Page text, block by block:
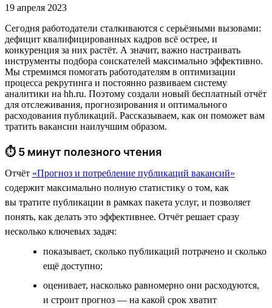
19 апреля 2023
Сегодня работодатели сталкиваются с серьёзными вызовами:
дефицит квалифицированных кадров всё острее, и
конкуренция за них растёт. А значит, важно настраивать
инструменты подбора соискателей максимально эффективно.
Мы стремимся помогать работодателям в оптимизации
процесса рекрутинга и постоянно развиваем систему
аналитики на hh.ru. Поэтому создали новый бесплатный отчёт
для отслеживания, прогнозирования и оптимального
расходования публикаций. Рассказываем, как он поможет вам
тратить вакансии наилучшим образом.
⏱ 5 минут полезного чтения
Отчёт «Прогноз и потребление публикаций вакансий»
содержит максимально полную статистику о том, как
вы тратите публикации в рамках пакета услуг, и позволяет
понять, как делать это эффективнее. Отчёт решает сразу
несколько ключевых задач:
показывает, сколько публикаций потрачено и сколько
ещё доступно;
оценивает, насколько равномерно они расходуются,
и строит прогноз — на какой срок хватит